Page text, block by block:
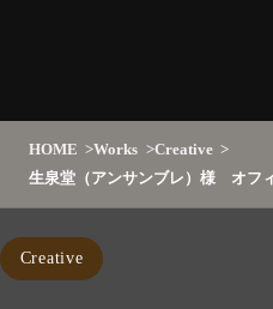
HOME Works
Creative
生泉堂（アンサンブレ）様 オフ
Creative